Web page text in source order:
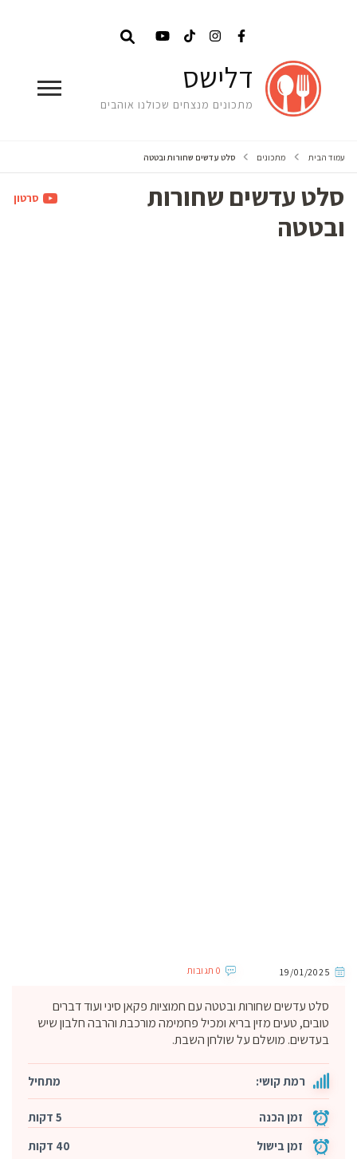
דלישס
מתכונים מנצחים שכולנו אוהבים
עמוד הבית מתכונים סלט עדשים שחורות ובטטה
סלט עדשים שחורות
ובטטה
סרטון
19/01/2025 0 תגובות
סלט עדשים שחורות ובטטה עם חמוציות פקאן סיני ועוד דברים
טובים, טעים מזין בריא ומכיל פחמימה מורכבת והרבה חלבון שיש
בעדשים. מושלם על שולחן השבת.
רמת קושי: מתחיל
זמן הכנה
5 דקות
זמן בישול
40 דקות